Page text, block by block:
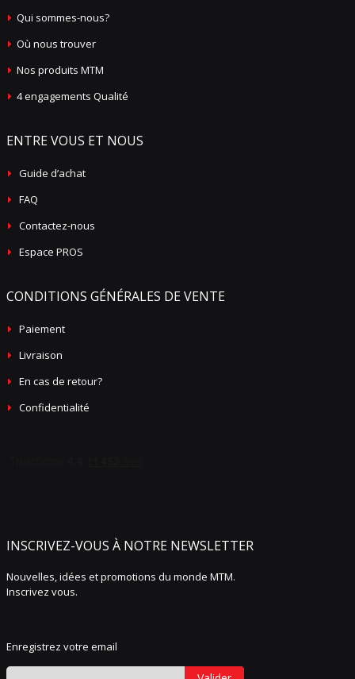
Qui sommes-nous?
Où nous trouver
Nos produits MTM
4 engagements Qualité
ENTRE VOUS ET NOUS
Guide d’achat
FAQ
Contactez-nous
Espace PROS
CONDITIONS GÉNÉRALES DE VENTE
Paiement
Livraison
En cas de retour?
Confidentialité
INSCRIVEZ-VOUS À NOTRE NEWSLETTER
Nouvelles, idées et promotions du monde MTM.
Inscrivez vous.
Enregistrez votre email